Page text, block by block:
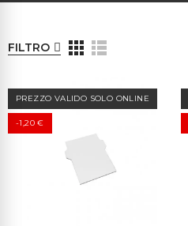
FILTRO
PREZZO VALIDO SOLO ONLINE
-1,20 €